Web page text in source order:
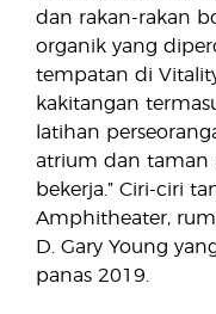
dan rakan-rakan
organik yang
tempatan di
kakitangan
latihan
atrium dan taman
bekerja.” Ciri-ciri
Amphitheater,
D. Gary Young
panas 2019.